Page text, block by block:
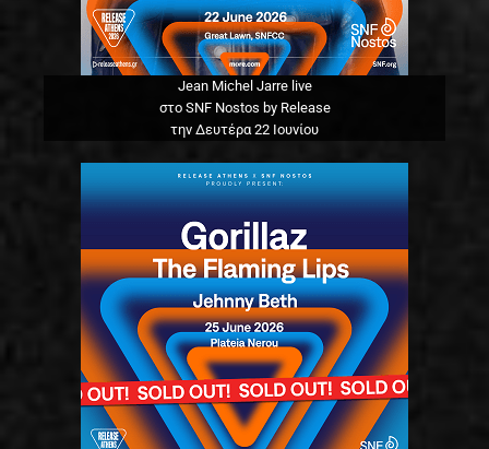
Jean Michel Jarre live
στο SNF Nostos by Release
την Δευτέρα 22 Ιουνίου